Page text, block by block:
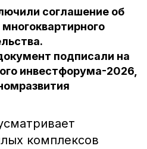
соглашение об
подписали на
инвестфорума-2026,
комплексов